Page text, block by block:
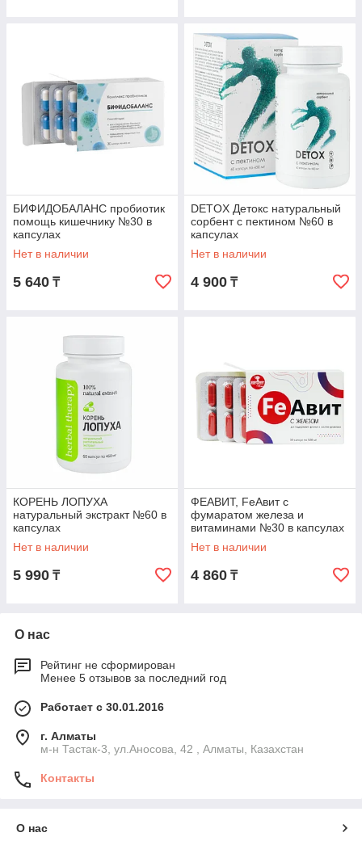
БИФИДОБАЛАНС пробиотик
помощь кишечнику №30 в
капсулах
Нет в наличии
5 640 ₸
DETOX Детокс натуральный
сорбент с пектином №60 в
капсулах
Нет в наличии
4 900 ₸
КОРЕНЬ ЛОПУХА
натуральный экстракт №60 в
капсулах
Нет в наличии
5 990 ₸
ФЕАВИТ, FeАвит с
фумаратом железа и
витаминами №30 в капсулах
Нет в наличии
4 860 ₸
О нас
Рейтинг не сформирован
Менее 5 отзывов за последний год
Работает с 30.01.2016
г. Алматы
м-н Тастак-3, ул.Аносова, 42 , Алматы, Казахстан
Контакты
О нас